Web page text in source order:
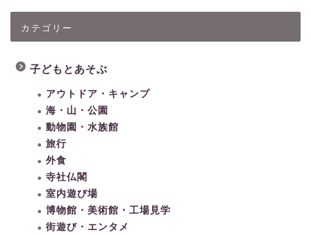
カテゴリー
子どもとあそぶ
アウトドア・キャンプ
海・山・公園
動物園・水族館
旅行
外食
寺社仏閣
室内遊び場
博物館・美術館・工場見学
街遊び・エンタメ